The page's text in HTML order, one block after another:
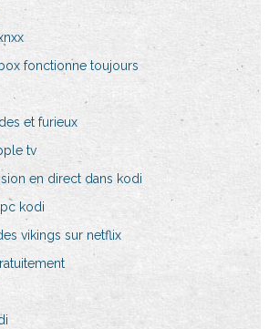
fonctionne toujours
et furieux
tv
en direct dans kodi
kodi
vikings sur netflix